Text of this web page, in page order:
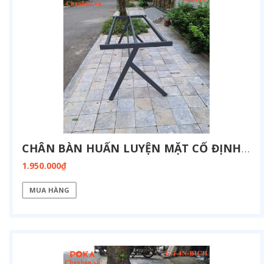
CHÂN BÀN HUẤN LUYỆN MẶT CỐ ĐỊNH KT 800X1900-FZ13-1900
1.950.000₫
MUA HÀNG